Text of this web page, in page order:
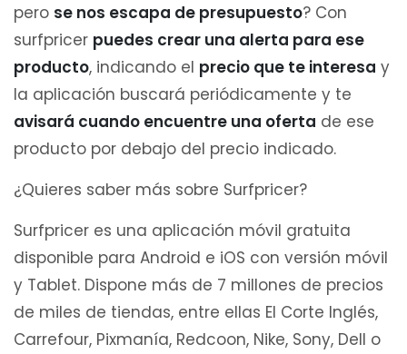
pero se nos escapa de presupuesto? Con
surfpricer puedes crear una alerta para ese
producto, indicando el precio que te interesa y
la aplicación buscará periódicamente y te
avisará cuando encuentre una oferta de ese
producto por debajo del precio indicado.
¿Quieres saber más sobre Surfpricer?
Surfpricer es una aplicación móvil gratuita
disponible para Android e iOS con versión móvil
y Tablet. Dispone más de 7 millones de precios
de miles de tiendas, entre ellas El Corte Inglés,
Carrefour, Pixmanía, Redcoon, Nike, Sony, Dell o